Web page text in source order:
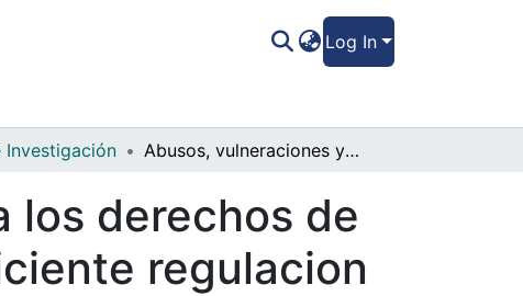
Log In
Investigación Abusos, vulneraciones y afectaciones a los derechos de los consumidores derivados de la insuficiente regulacion a los contratos de Adhesión
los derechos de
regulacion